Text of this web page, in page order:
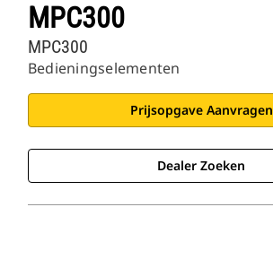
MPC300
Bedieningselementen
MPC300
Prijsopgave Aanvragen
Dealer Zoeken